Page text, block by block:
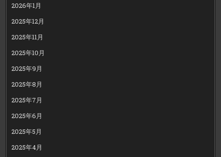
2026年1月
2025年12月
2025年11月
2025年10月
2025年9月
2025年8月
2025年7月
2025年6月
2025年5月
2025年4月